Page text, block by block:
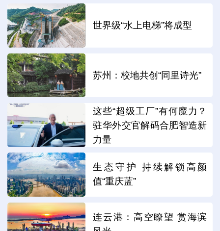
世界级“水上电梯”将成型
苏州：校地共创“同里诗光”
这些“超级工厂”有何魔力？
驻华外交官解码合肥智造新
力量
生态守护 持续解锁高颜
值“重庆蓝”
连云港：高空瞭望 赏海滨